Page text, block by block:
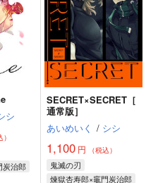
シ
）
炭治郎
SECRET×SECRET［
通常版］
あいめいく / シシ
1,100円 （税込）
鬼滅の刃
煉獄杏寿郎×竈門炭治郎